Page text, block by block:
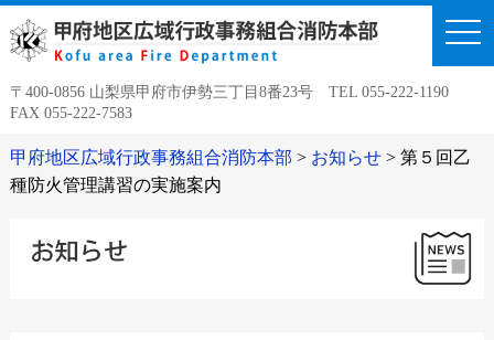
〒400-0856 山梨県甲府市伊勢三丁目8番23号 TEL 055-222-1190
FAX 055-222-7583
甲府地区広域行政事務組合消防本部 > お知らせ> 第５回乙
種防火管理講習の実施案内